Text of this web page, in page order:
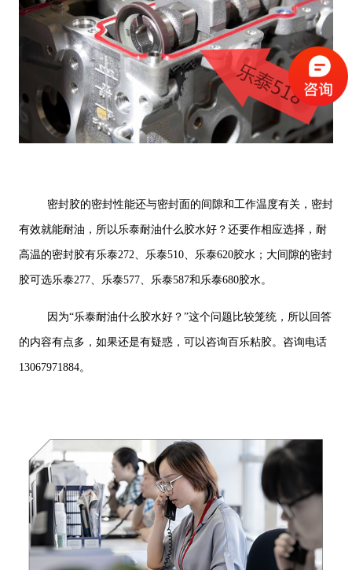
密封胶的密封性能还与密封面的间隙和工作温度有关，密封
有效就能耐油，所以乐泰耐油什么胶水好？还要作相应选择，耐
高温的密封胶有乐泰272、乐泰510、乐泰620胶水；大间隙的密封
胶可选乐泰277、乐泰577、乐泰587和乐泰680胶水。
因为“乐泰耐油什么胶水好？”这个问题比较笼统，所以回答
的内容有点多，如果还是有疑惑，可以咨询百乐粘胶。咨询电话
13067971884。